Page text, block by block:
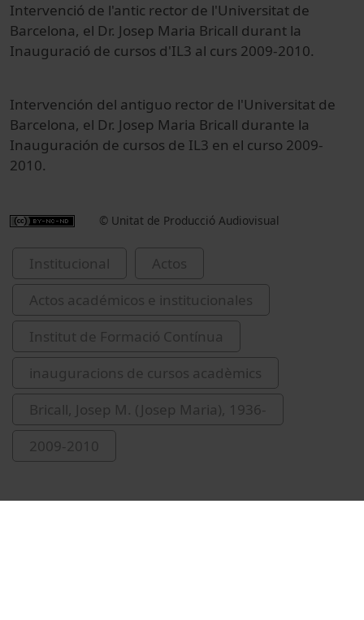
Intervenció de l'antic rector de l'Universitat de
Barcelona, el Dr. Josep Maria Bricall durant la
Inauguració de cursos d'IL3 al curs 2009-2010.
Intervención del antiguo rector de l'Universitat de
Barcelona, el Dr. Josep Maria Bricall durante la
Inauguración de cursos de IL3 en el curso 2009-
2010.
© Unitat de Producció Audiovisual
Institucional
Actos
Actos académicos e institucionales
Institut de Formació Contínua
inauguracions de cursos acadèmics
Bricall, Josep M. (Josep Maria), 1936-
2009-2010